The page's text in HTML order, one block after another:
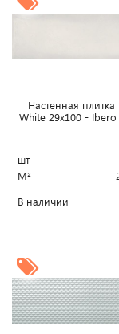
Настенная
White 29x100 - Ibero
шт
М²
В наличии